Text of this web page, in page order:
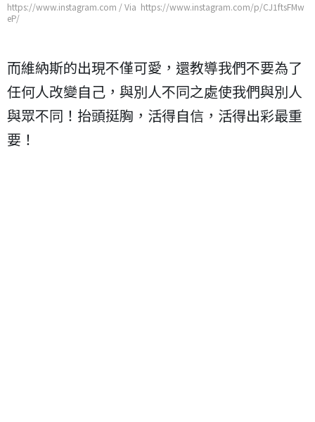
https://www.instagram.com / Via https://www.instagram.com/p/CJ1ftsFMw
eP/
而維納斯的出現不僅可愛，還教導我們不要為了
任何人改變自己，與別人不同之處使我們與別人
與眾不同！抬頭挺胸，活得自信，活得出彩最重
要！